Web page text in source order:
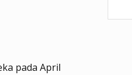
pada April